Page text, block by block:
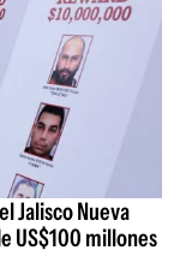
Jalisco Nueva
US$100 millones